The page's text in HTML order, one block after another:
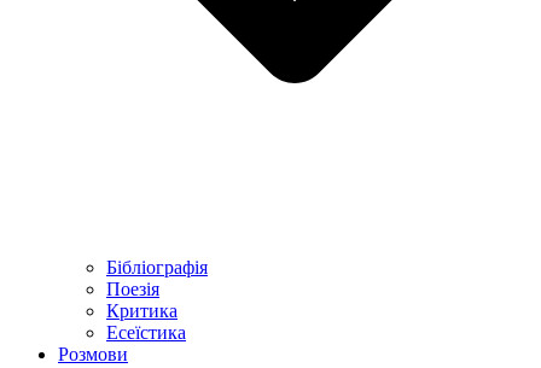
Бібліографія
Поезія
Критика
Есеїстика
Розмови